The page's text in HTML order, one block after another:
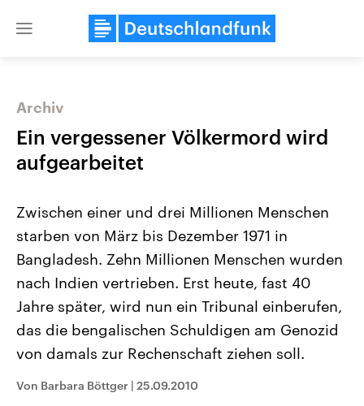
Close
Landtagswahl Sachsen-Anhalt
Alle Informationen
Sachsen-Anhalt wählt am 6.
September 2026 einen neuen
Landtag. Seit 2021 wird das
Bundesland von einer Koalition aus
Umfragen, Prognosen,
USA
Hintergründe
Wirtschaftlich und
gehören die Vereinigten
den mächtigsten Ländern
mit großem Einfluss auf
Archiv
Ein vergessener Völkermord wird
aufgearbeitet
Zwischen einer und drei Millionen Menschen
starben von März bis Dezember 1971 in
Bangladesh. Zehn Millionen Menschen wurden
nach Indien vertrieben. Erst heute, fast 40
Jahre später, wird nun ein Tribunal einberufen,
das die bengalischen Schuldigen am Genozid
von damals zur Rechenschaft ziehen soll.
Von Barbara Böttger | 25.09.2010